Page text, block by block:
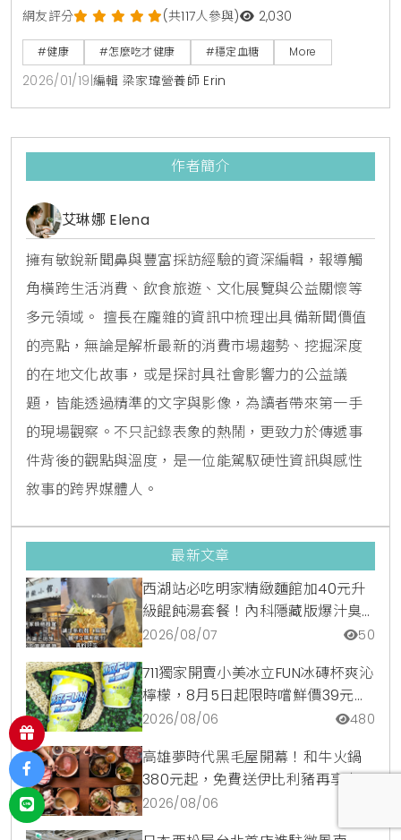
直接燃脂。透過蘋果果膠與肉桂穩定血糖的特性，能增
加飽足感並輔助控制食慾。本文提供正確連皮煮法與比
例，並提醒胃食道逆流、孕婦等族群應謹慎飲用。
網友評分 (共117人參與) 2,030
#健康 #怎麼吃才健康 #穩定血糖 More
2026/01/19 編輯 梁家瑋營養師 Erin
作者簡介
艾琳娜 Elena
擁有敏銳新聞鼻與豐富採訪經驗的資深編輯，報導觸
角橫跨生活消費、飲食旅遊、文化展覽與公益關懷等
多元領域。 擅長在龐雜的資訊中梳理出具備新聞價值
的亮點，無論是解析最新的消費市場趨勢、挖掘深度
的在地文化故事，或是探討具社會影響力的公益議
題，皆能透過精準的文字與影像，為讀者帶來第一手
的現場觀察。不只記錄表象的熱鬧，更致力於傳遞事
件背後的觀點與溫度，是一位能駕馭硬性資訊與感性
敘事的跨界媒體人。
最新文章
西湖站必吃明家精緻麵館加40元升
級餛飩湯套餐！內科隱藏版爆汁臭
豆腐麵與牛肉麵疙瘩平價攻略
2026/08/07 50
711獨家開賣小美冰立FUN冰磚杯爽沁
檸檬，8月5日起限時嚐鮮價39元特
調咖啡氣泡水超讚
2026/08/06 480
高雄夢時代黑毛屋開幕！和牛火鍋
380元起，免費送伊比利豬再享青森
蘋果冰淇淋加購價。
2026/08/06